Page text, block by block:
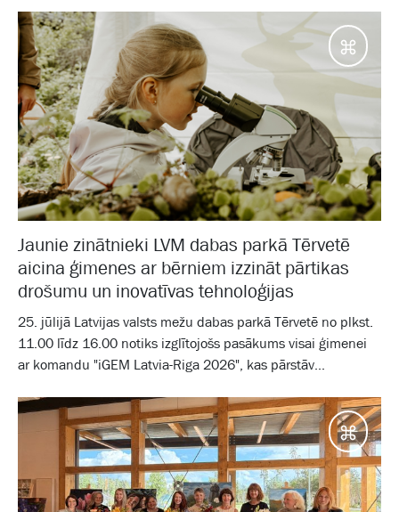
Jaunie zinātnieki LVM dabas parkā Tērvetē
aicina ģimenes ar bērniem izzināt pārtikas
drošumu un inovatīvas tehnoloģijas
25. jūlijā Latvijas valsts mežu dabas parkā Tērvetē no plkst.
11.00 līdz 16.00 notiks izglītojošs pasākums visai ģimenei
ar komandu "iGEM Latvia-Riga 2026", kas pārstāv...